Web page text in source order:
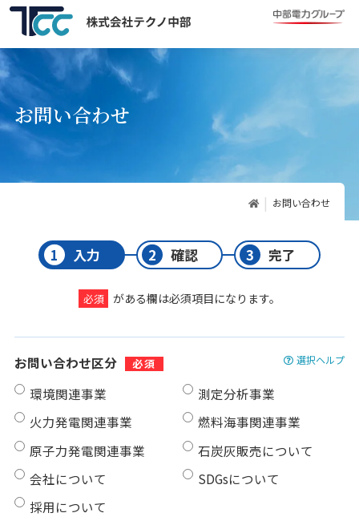
お問い合わせ
お問い合わせ
入力 確認 完了
必須 がある欄は必須項目になります。
お問い合わせ区分 選択ヘルプ
環境関連事業
測定分析事業
火力発電関連事業
燃料海事関連事業
原子力発電関連事業
石炭灰販売について
会社について
SDGsについて
採用について